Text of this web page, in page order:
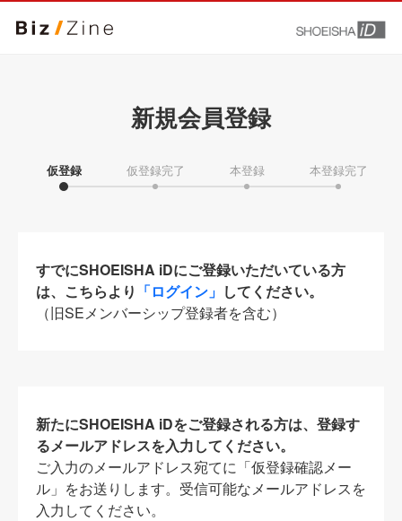
新規会員登録
仮登録 仮登録完了 本登録 本登録完了
すでにSHOEISHA iDにご登録いただいている方
は、こちらより 「ログイン」 してください。
（旧SEメンバーシップ登録者を含む）
新たにSHOEISHA iDをご登録される方は、登録す
るメールアドレスを入力してください。
ご入力のメールアドレス宛てに「仮登録確認メー
ル」をお送りします。受信可能なメールアドレスを
入力してください。